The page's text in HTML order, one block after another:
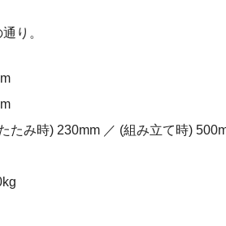
り。
たみ時) 230mm ／ (組み立て時)